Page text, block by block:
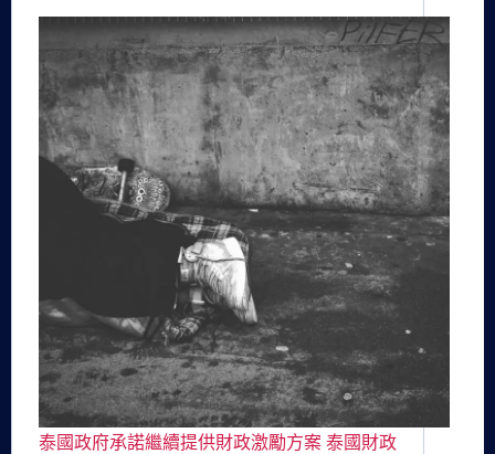
泰國政府承諾繼續提供財政激勵方案 泰國財政